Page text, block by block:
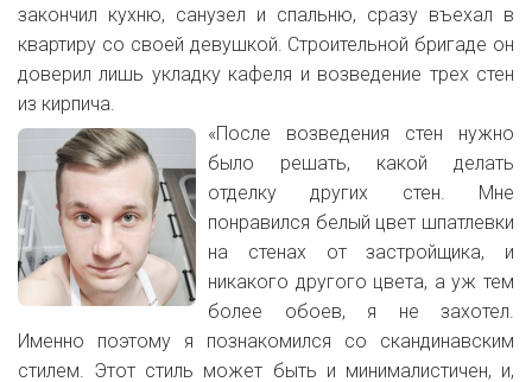
закончил кухню, санузел и спальню, сразу въехал в
квартиру со своей девушкой. Строительной бригаде он
доверил лишь укладку кафеля и возведение трех стен
из кирпича.
«После возведения стен нужно
было решать, какой делать
отделку других стен. Мне
понравился белый цвет шпатлевки
на стенах от застройщика, и
никакого другого цвета, а уж тем
более обоев, я не захотел.
Именно поэтому я познакомился со скандинавским
стилем. Этот стиль может быть и минималистичен, и,